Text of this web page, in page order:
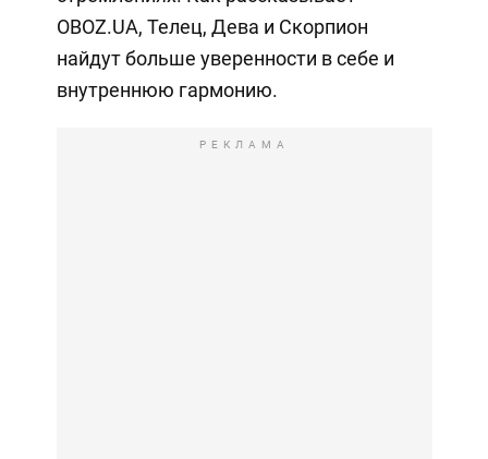
OBOZ.UA, Телец, Дева и Скорпион
найдут больше уверенности в себе и
внутреннюю гармонию.
РЕКЛАМА